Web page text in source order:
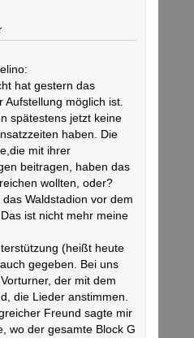
hat gestern das
möglich ist.
spätestens jetzt keine
haben. Die
mit ihrer
beitragen, haben das
wollten, oder?
Waldstadion vor dem
ist nicht mehr meine
(heißt heute
gegeben. Bei uns
der mit dem
die Lieder anstimmen.
Freund sagte mir
wo der gesamte Block G